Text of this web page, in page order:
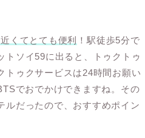
くてとても便利
！駅徒歩5分で
トソイ59に出ると、トゥクトゥ
ゥクサービスは24時間お願い
でおでかけできますね。その
ルだったので、おすすめポイン